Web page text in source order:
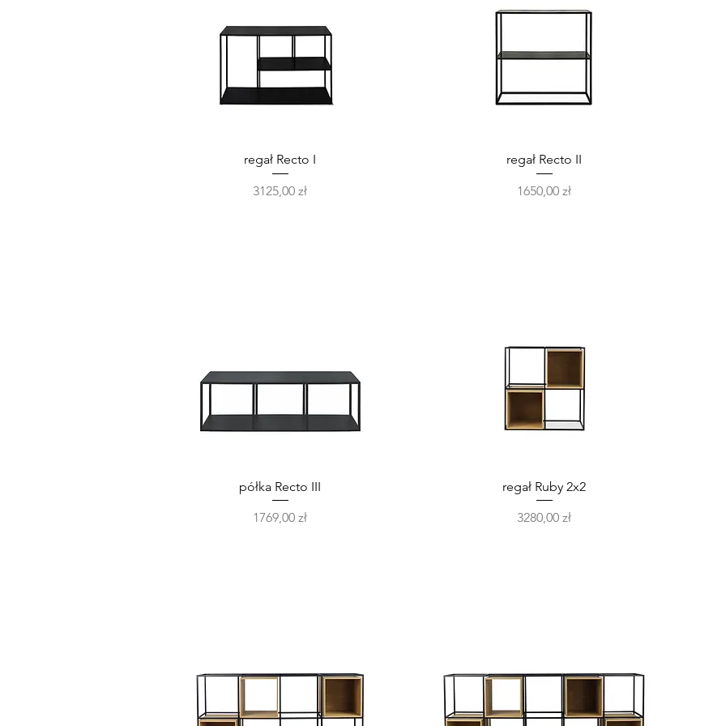
Podgląd
regał Recto I
Cena
3125,00 zł
Podgląd
regał Recto II
Cena
1650,00 zł
Podgląd
półka Recto III
Cena
1769,00 zł
Podgląd
regał Ruby 2x2
Cena
3280,00 zł